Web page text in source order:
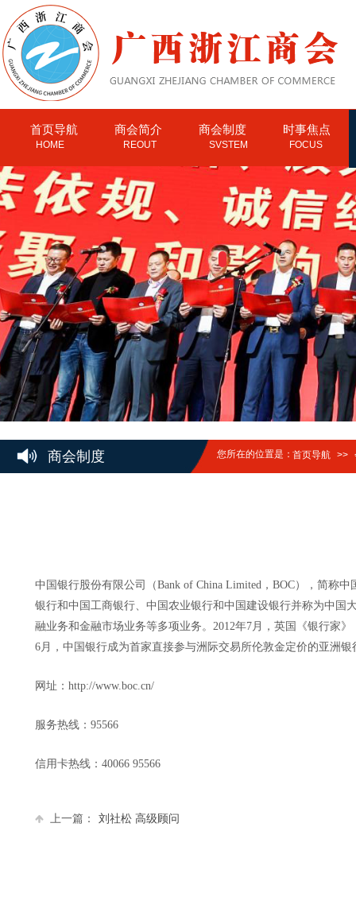
首页导航 商会简介 商会制度 时事焦点
HOME REOUT SVSTEM FOCUS
商会制度 您所在的位置是：首页导航 >>
中国银行股份有限公司（Bank of China Limited，BOC），简称
银行和中国工商银行、中国农业银行和中国建设银行并称为中国
融业务和金融市场业务等多项业务。2012年7月，英国《银行家
6月，中国银行成为首家直接参与洲际交易所伦敦金定价的亚洲
网址：http://www.boc.cn/
服务热线：95566
信用卡热线：40066 95566
上一篇： 刘社松 高级顾问